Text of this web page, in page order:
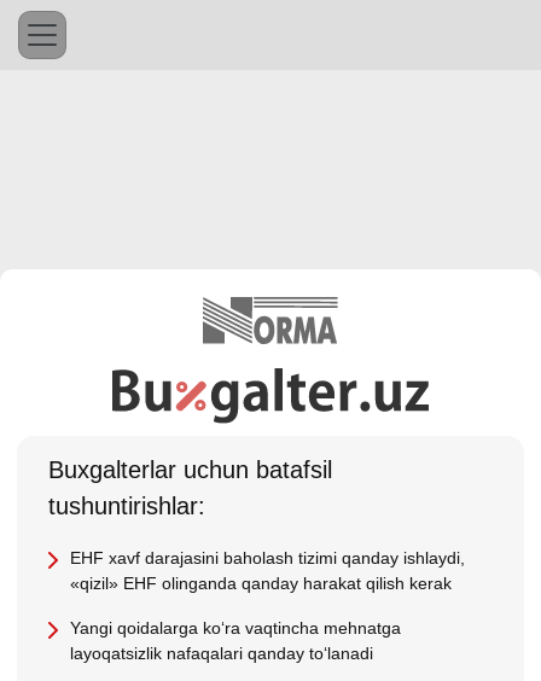
Buхgalterlar uchun batafsil
tushuntirishlar:
EHF хavf darajasini baholash tizimi qanday ishlaydi,
«qizil» EHF olinganda qanday harakat qilish kerak
Yangi qoidalarga koʻra vaqtincha mehnatga
layoqatsizlik nafaqalari qanday toʻlanadi